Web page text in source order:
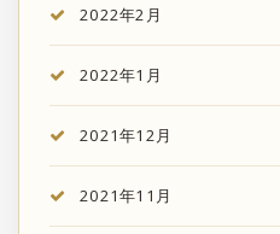
2022年2月
2022年1月
2021年12月
2021年11月